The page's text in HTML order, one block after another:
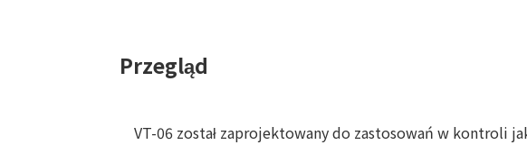
Przegląd
VT-06 został zaprojektowany do zastosowań w kontroli